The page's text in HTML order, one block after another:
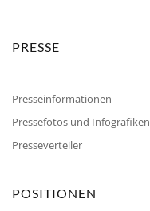
PRESSE
Presseinformationen
Pressefotos und Infografiken
Presseverteiler
POSITIONEN